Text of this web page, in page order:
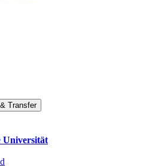
Transfer
Universität